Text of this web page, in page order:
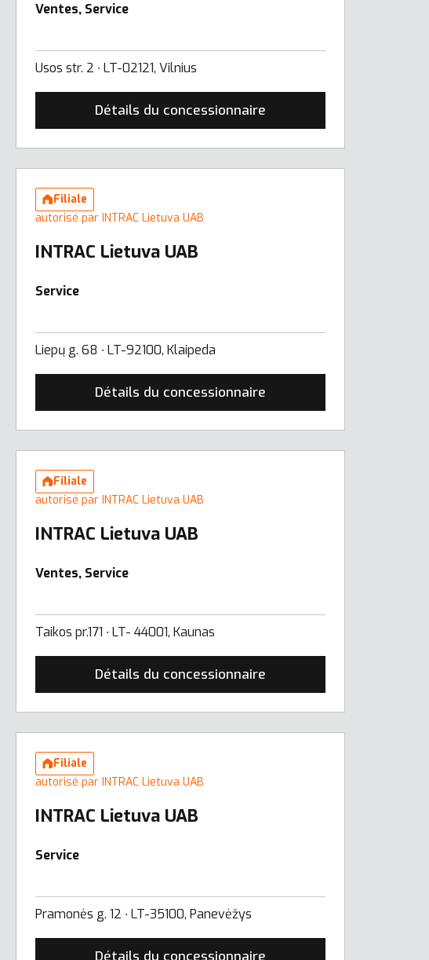
Ventes, Service
Usos str. 2 ∙ LT-02121, Vilnius
Détails du concessionnaire
Filiale
autorisé par INTRAC Lietuva UAB
INTRAC Lietuva UAB
Service
Liepų g. 68 ∙ LT-92100, Klaipeda
Détails du concessionnaire
Filiale
autorisé par INTRAC Lietuva UAB
INTRAC Lietuva UAB
Ventes, Service
Taikos pr.171 ∙ LT- 44001, Kaunas
Détails du concessionnaire
Filiale
autorisé par INTRAC Lietuva UAB
INTRAC Lietuva UAB
Service
Pramonės g. 12 ∙ LT-35100, Panevėžys